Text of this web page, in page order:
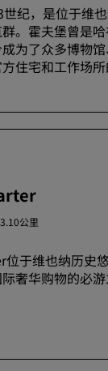
纪，是位于维
。霍夫堡曾是
为了众多博物
住宅和工作场所
公里
于维也纳历史悠
奢华购物的必游